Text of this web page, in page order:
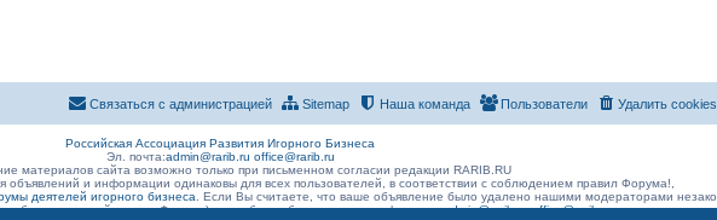
Удалить cookies
Пользователи
Наша команда
Sitemap
Связаться с администрацией
Российская Ассоциация Развития Игорного Бизнеса
Эл. почта:admin@rarib.ru office@rarib.ru
материалов сайта возможно только при письменном согласии редакции RARIB.RU
и информации одинаковы для всех пользователей, в соответствии с соблюдением правил Форума!,
деятелей игорного бизнеса. Если Вы считаете, что ваше объявление было удалено нашими модераторами
без нарушений правил Форума) , просьба сообщить о данном факте наadmin@rarib.ru office@rarib.ru